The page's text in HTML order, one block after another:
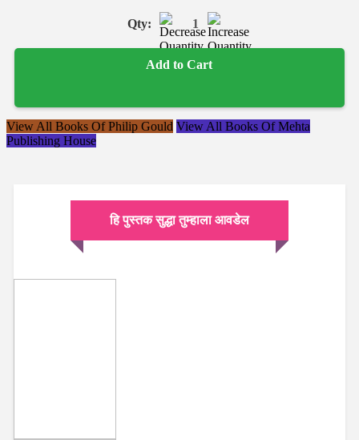
Qty: 1
Add to Cart
View All Books Of Philip Gould View All Books Of Mehta
Publishing House
हि पुस्तक सुद्धा तुम्हाला आवडेल